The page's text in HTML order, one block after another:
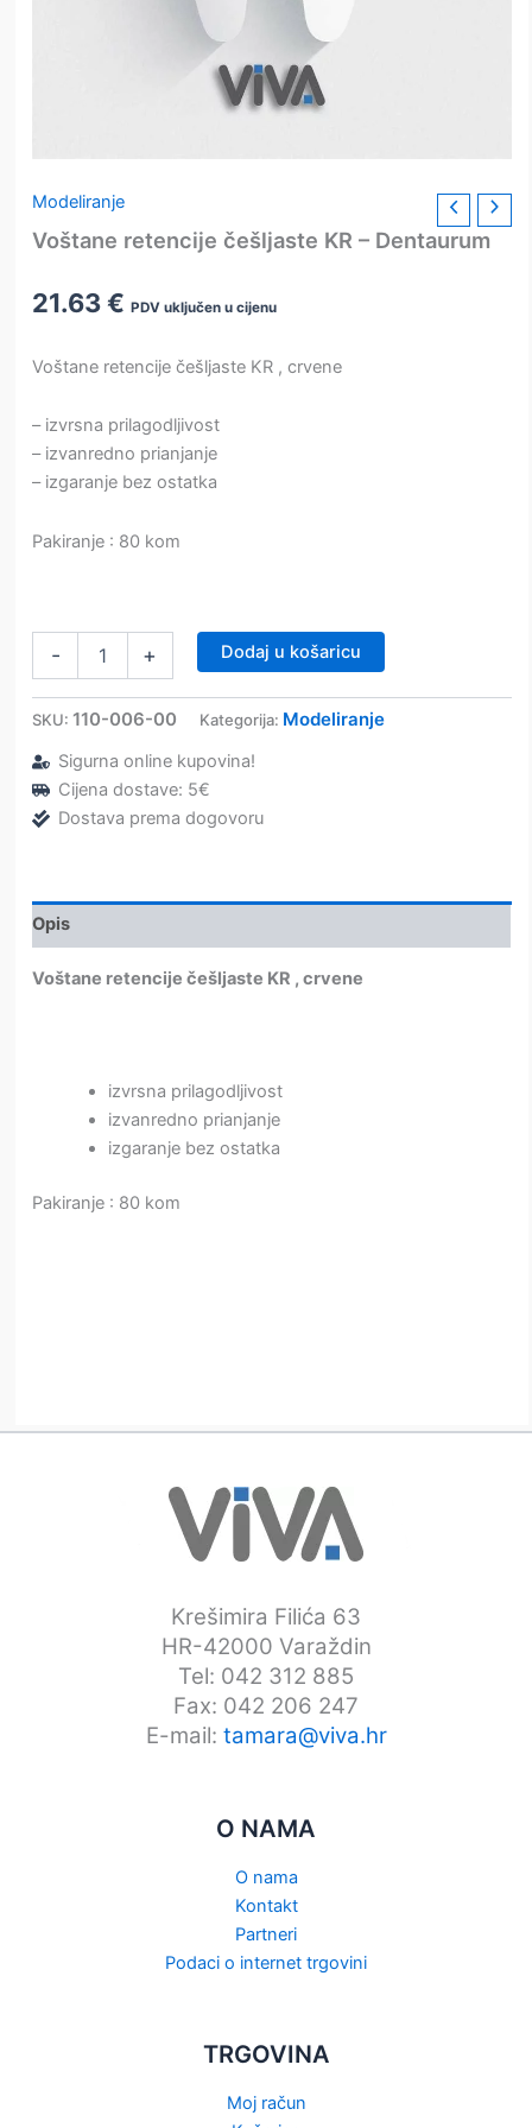
Modeliranje
Voštane retencije češljaste KR – Dentaurum
21.63€ PDV uključen u cijenu
Voštane retencije češljaste KR , crvene
– izvrsna prilagodljivost
– izvanredno prianjanje
– izgaranje bez ostatka
Pakiranje : 80 kom
-
KR
Dentaurum
količina
+ Dodaj u košaricu
SKU: 110-006-00 Kategorija: Modeliranje
Sigurna online kupovina!
Cijena dostave: 5€
Dostava prema dogovoru
Opis
Voštane retencije češljaste KR , crvene
izvrsna prilagodljivost
izvanredno prianjanje
izgaranje bez ostatka
Pakiranje : 80 kom
Krešimira Filića 63
HR-42000 Varaždin
Tel: 042 312 885
Fax: 042 206 247
E-mail: tamara@viva.hr
O NAMA
O nama
Kontakt
Partneri
Podaci o internet trgovini
TRGOVINA
Moj račun